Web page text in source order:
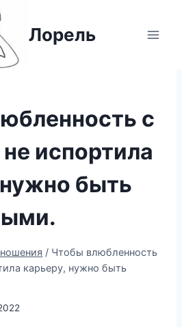
Лорель
с
испортила
быть
/ Чтобы влюбленность
карьеру, нужно быть